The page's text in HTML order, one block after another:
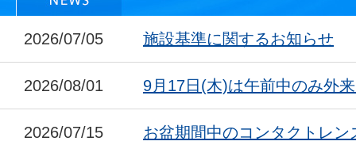
2026/07/05 施設基準に関するお知らせ
2026/08/01 9月17日(木)は午前中のみ外
2026/07/15 お盆期間中のコンタクトレン